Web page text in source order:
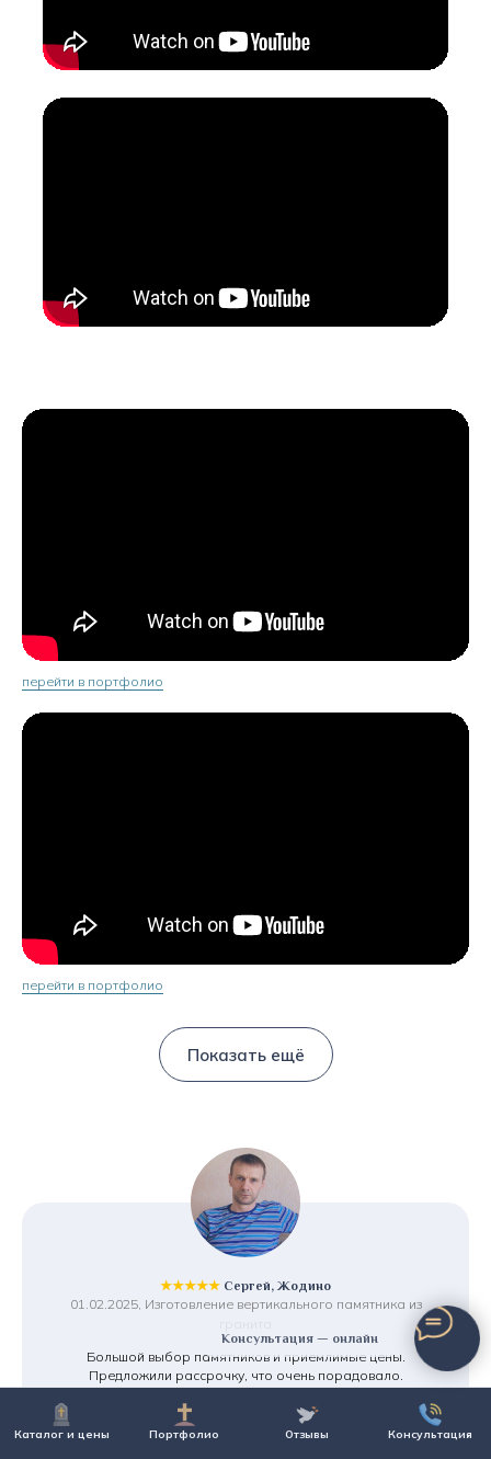
Каталог и цены Портфолио Отзывы Консультация
Консультация — онлайн
перейти в портфолио
перейти в портфолио
Показать ещё
★★★★★ Сергей, Жодино
01.02.2025, Изготовление вертикального памятника из
Большой выбор памятников и приемлимые цены.
Предложили рассрочку, что очень порадовало.
т.к. установку планирую только в августе. Смело
рекомендую!